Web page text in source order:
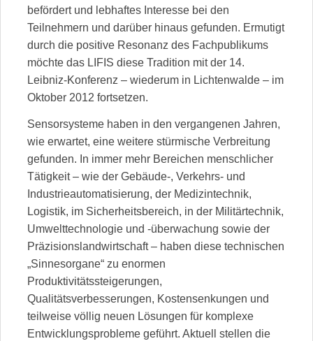
befördert und lebhaftes Interesse bei den
Teilnehmern und darüber hinaus gefunden. Ermutigt
durch die positive Resonanz des Fachpublikums
möchte das LIFIS diese Tradition mit der 14.
Leibniz-Konferenz – wiederum in Lichtenwalde – im
Oktober 2012 fortsetzen.
Sensorsysteme haben in den vergangenen Jahren,
wie erwartet, eine weitere stürmische Verbreitung
gefunden. In immer mehr Bereichen menschlicher
Tätigkeit – wie der Gebäude-, Verkehrs- und
Industrieautomatisierung, der Medizintechnik,
Logistik, im Sicherheitsbereich, in der Militärtechnik,
Umwelttechnologie und -überwachung sowie der
Präzisionslandwirtschaft – haben diese technischen
„Sinnesorgane“ zu enormen
Produktivitätssteigerungen,
Qualitätsverbesserungen, Kostensenkungen und
teilweise völlig neuen Lösungen für komplexe
Entwicklungsprobleme geführt. Aktuell stellen die